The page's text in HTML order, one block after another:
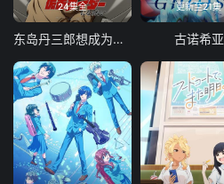
24集全
东岛丹三郎想成为假面骑士
更新至21集
古诺希亚